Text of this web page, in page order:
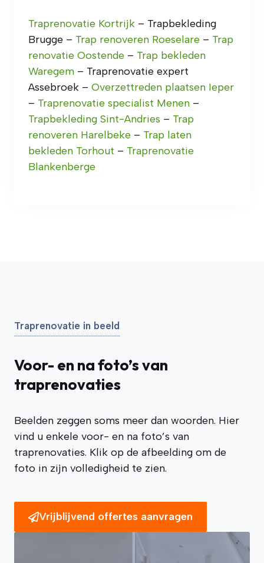
Traprenovatie Kortrijk – Trapbekleding
Brugge – Trap renoveren Roeselare – Trap
renovatie Oostende – Trap bekleden
Waregem – Traprenovatie expert
Assebroek – Overzettreden plaatsen Ieper
– Traprenovatie specialist Menen –
Trapbekleding Sint-Andries – Trap
renoveren Harelbeke – Trap laten
bekleden Torhout – Traprenovatie
Blankenberge
Traprenovatie in beeld
Voor- en na foto’s van
traprenovaties
Beelden zeggen soms meer dan woorden. Hier
vind u enkele voor- en na foto’s van
traprenovaties. Klik op de afbeelding om de
foto in zijn volledigheid te zien.
Vrijblijvend offertes aanvragen